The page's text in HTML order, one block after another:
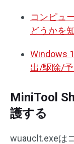
コンピュ
どうかを
Windows
出/駆除/
MiniTool
護する
wuauclt.exeは